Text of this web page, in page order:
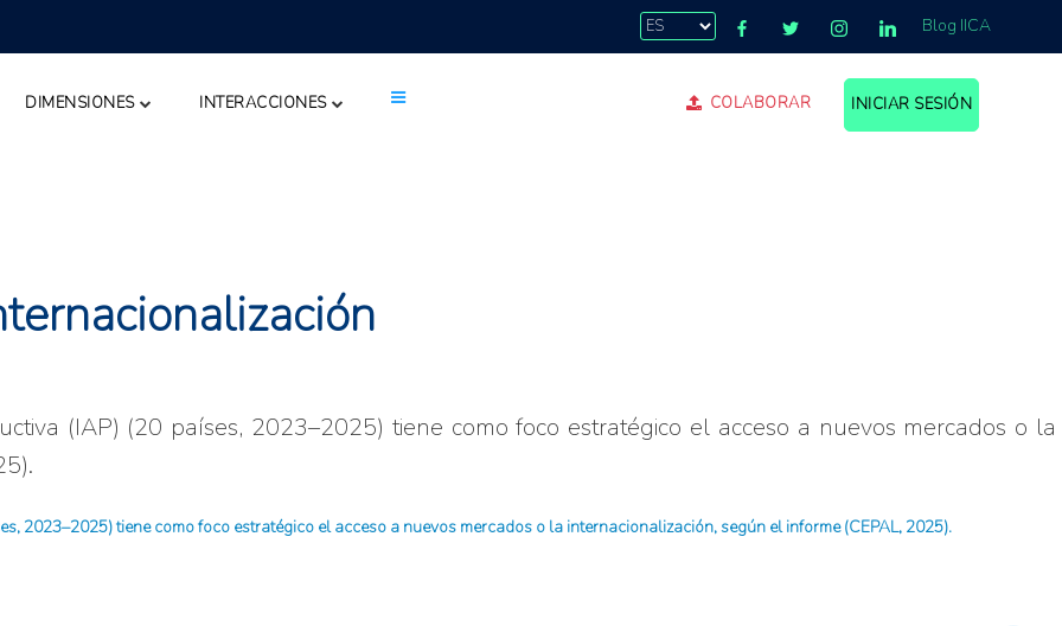
Blog IICA
DIMENSIONES INTERACCIONES COLABORAR INICIAR SESIÓN
(IAP) (20 países, 2023–2025) tiene como foco estratégico el acceso a nuevos mercados o la
2023–2025) tiene como foco estratégico el acceso a nuevos mercados o la internacionalización, según el informe (CEPAL, 2025).